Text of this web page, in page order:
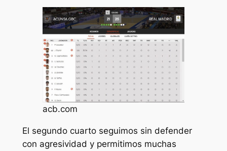
acb.com
El segundo cuarto seguimos sin defender
con agresividad y permitimos muchas